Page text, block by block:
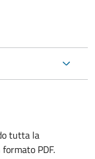
tutta la
PDF.